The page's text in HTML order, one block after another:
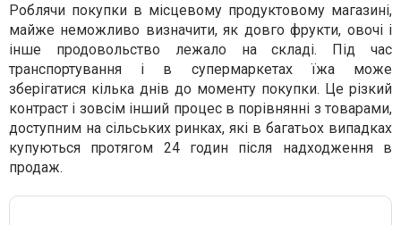
Роблячи покупки в місцевому продуктовому магазині,
майже неможливо визначити, як довго фрукти, овочі і
інше продовольство лежало на складі. Під час
транспортування і в супермаркетах їжа може
зберігатися кілька днів до моменту покупки. Це різкий
контраст і зовсім інший процес в порівнянні з товарами,
доступним на сільських ринках, які в багатьох випадках
купуються протягом 24 годин після надходження в
продаж.